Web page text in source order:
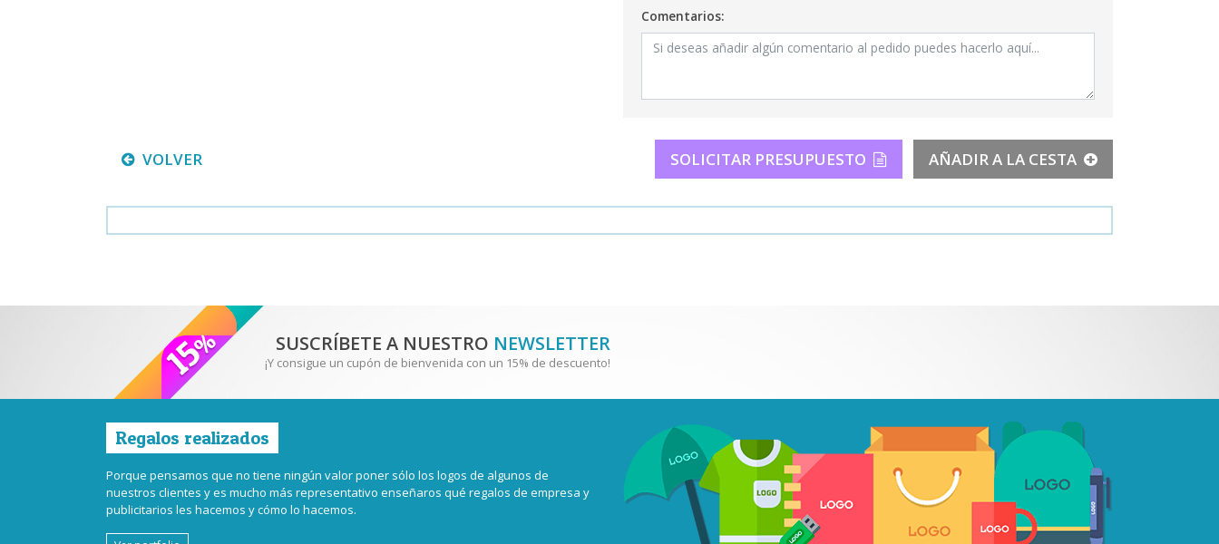
Comentarios:
VOLVER SOLICITAR PRESUPUESTO AÑADIR A LA CESTA
SUSCRÍBETE A NUESTRO NEWSLETTER
¡Y consigue un cupón de bienvenida con un 15% de descuento!
Regalos realizados
Porque pensamos que no tiene ningún valor poner sólo los logos de algunos de
nuestros clientes y es mucho más representativo enseñaros qué regalos de empresa y
publicitarios les hacemos y cómo lo hacemos.